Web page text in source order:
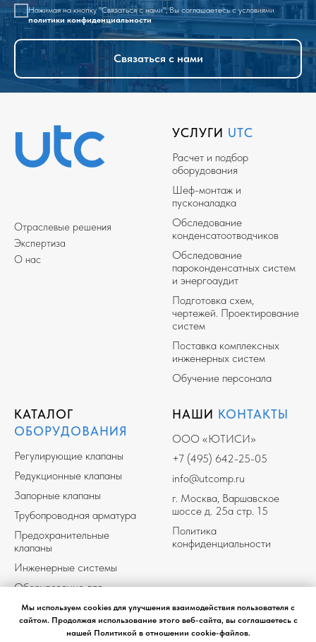
Нажимая на кнопку "Связаться с нами", Вы соглашаетесь с условиями
политики конфиденциальности
Связаться с нами
Мы используем cookies для улучшения взаимодействия пользователя с
сайтом. Продолжая использование этого веб-сайта, вы соглашаетесь с
нашей Политикой в отношении cookie-файлов.
Отраслевые решения
Экспертиза
О нас
УСЛУГИ UTC
Расчет и подбор
оборудования
Шеф-монтаж и
пусконаладка
Обследование
конденсатоотводчиков
Обследование
пароконденсатных систем
и энергоаудит
Подготовка схем,
чертежей. Проектирование
систем
Поставка комплексных
инженерных систем
Обучение персонала
КАТАЛОГ
ОБОРУДОВАНИЯ
Регулирующие клапаны
Редукционные клапаны
Запорные клапаны
Трубопроводная арматура
Предохранительные
клапаны
Инженерные системы
Оборудование для
Оборудование для систем
чистого пара
НАШИ КОНТАКТЫ
ООО «ЮТИСИ»
+7 (495) 642-25-05
info@utcomp.ru
г. Москва, Варшавское
шоссе д. 25а стр. 15
Политика
конфиденциальности